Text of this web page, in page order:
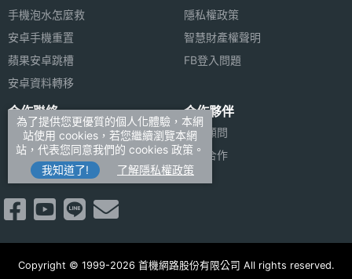
容量
SK LUNA S Taekwon V Special
Edition 預計 2016 年 11 月在韓國
上市，以上規格僅供參考，手機王
隨時補充最新資料。
相機規格
主相機
畫素
1600 萬畫素
主相機
感光元
件
CMOS
手機泡水怎麼救
安卓手機重置
蘋果安卓跳槽
安卓資料轉移
隱私權政策
智慧財產權聲明
FB登入問題
合作聯絡
廣告刊登
加入商店報價
新聞聯絡
合作夥伴
法律顧問
媒體合作
Copyright © 1999-2026 首機網路股份有限公司 All rights reserved.
為了提供您更優質的個人化體驗，本網
站使用 cookies，若您繼續瀏覽本網
站，代表您同意我們的 cookies 政策。
我知道了!
了解隱私權政策